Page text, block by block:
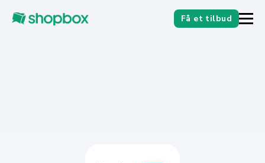
Få et tilbud